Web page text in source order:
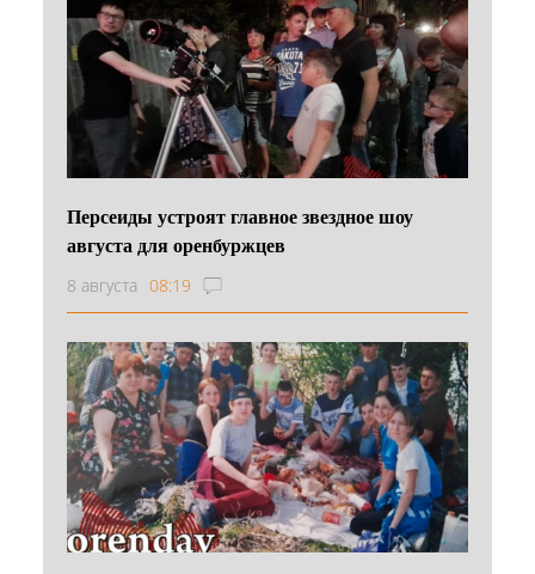
Персеиды устроят главное звездное шоу
августа для оренбуржцев
8 августа 08:19